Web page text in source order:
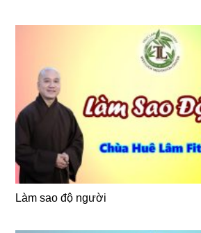
Làm sao độ người